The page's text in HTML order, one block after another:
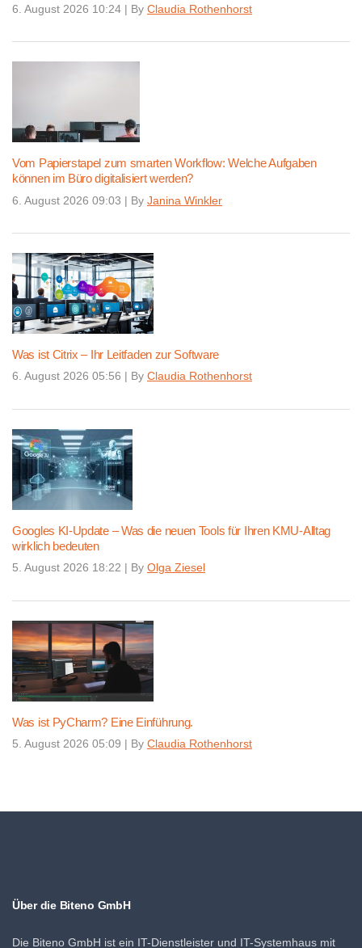
6. August 2026 10:24 | By Claudia Rothenhorst
Vom Papierstapel zum smarten Workflow: Welche Aufgaben
können im Büro digitalisiert werden?
6. August 2026 09:03 | By Janina Winkler
Was ist Citrix – Ihr Leitfaden zur Software
6. August 2026 05:56 | By Claudia Rothenhorst
Googles KI-Update – Was die neuen Tools für Ihren KMU-Alltag
wirklich bedeuten
5. August 2026 18:22 | By Olga Ziesel
Was ist PyCharm? Eine Einführung.
5. August 2026 05:09 | By Claudia Rothenhorst
Über die Biteno GmbH
Die Biteno GmbH ist ein IT-Dienstleister und IT-Systemhaus mit